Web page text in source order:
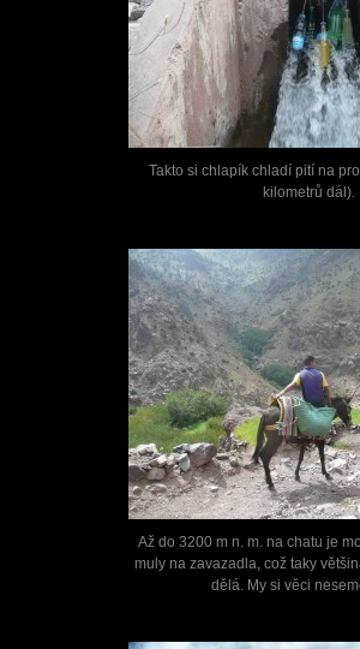
Takto si chlapík chladí pití na
kilometrů dál).
Až do 3200 m n. m. na chatu je
muly na zavazadla, což taky
dělá. My si věci